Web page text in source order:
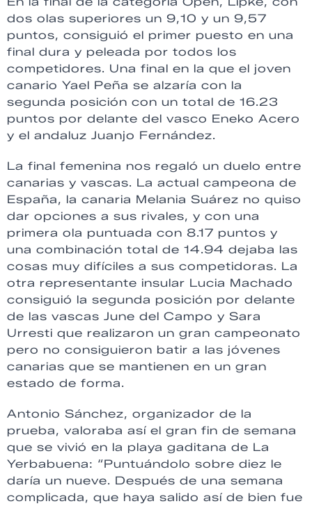
dos olas superiores un 9,10 y un 9,57
puntos, consiguió el primer puesto en una
final dura y peleada por todos los
competidores. Una final en la que el joven
canario Yael Peña se alzaría con la
segunda posición con un total de 16.23
puntos por delante del vasco Eneko Acero
y el andaluz Juanjo Fernández.
La final femenina nos regaló un duelo entre
canarias y vascas. La actual campeona de
España, la canaria Melania Suárez no quiso
dar opciones a sus rivales, y con una
primera ola puntuada con 8.17 puntos y
una combinación total de 14.94 dejaba las
cosas muy difíciles a sus competidoras. La
otra representante insular Lucia Machado
consiguió la segunda posición por delante
de las vascas June del Campo y Sara
Urresti que realizaron un gran campeonato
pero no consiguieron batir a las jóvenes
canarias que se mantienen en un gran
estado de forma.
Antonio Sánchez, organizador de la
prueba, valoraba así el gran fin de semana
que se vivió en la playa gaditana de La
Yerbabuena: “Puntuándolo sobre diez le
daría un nueve. Después de una semana
complicada, que haya salido así de bien fue